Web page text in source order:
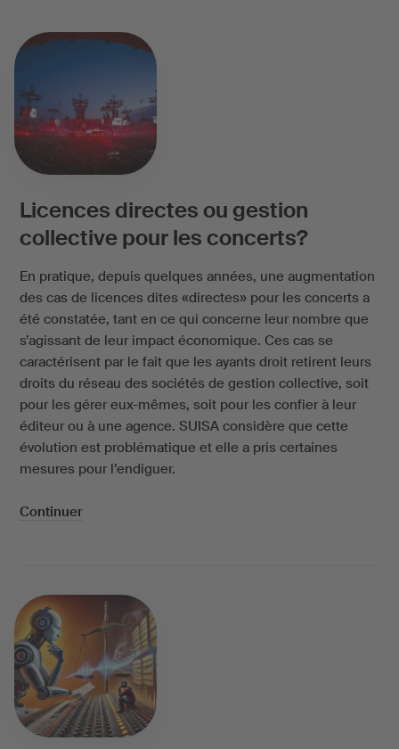
Licences directes ou gestion
collective pour les concerts?
En pratique, depuis quelques années, une augmentation
des cas de licences dites «directes» pour les concerts a
été constatée, tant en ce qui concerne leur nombre que
s’agissant de leur impact économique. Ces cas se
caractérisent par le fait que les ayants droit retirent leurs
droits du réseau des sociétés de gestion collective, soit
pour les gérer eux-mêmes, soit pour les confier à leur
éditeur ou à une agence. SUISA considère que cette
évolution est problématique et elle a pris certaines
mesures pour l’endiguer.
Continuer